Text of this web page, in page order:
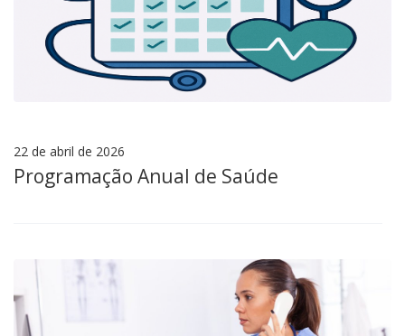
22 de abril de 2026
Programação Anual de Saúde